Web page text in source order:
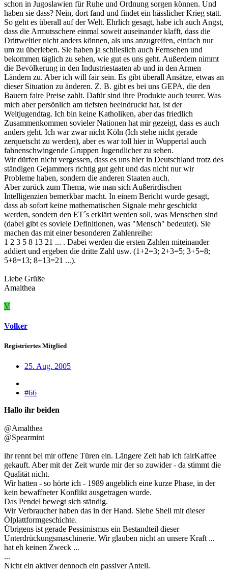
schon in Jugoslawien für Ruhe und Ordnung sorgen können. Und
haben sie dass? Nein, dort fand und findet ein hässlicher Krieg statt.
So geht es überall auf der Welt. Ehrlich gesagt, habe ich auch Angst,
dass die Armutsschere einmal soweit auseinander klafft, dass die
Drittweltler nicht anders können, als uns anzugreifen, einfach nur
um zu überleben. Sie haben ja schlieslich auch Fernsehen und
bekommen täglich zu sehen, wie gut es uns geht. Außerdem nimmt
die Bevölkerung in den Industriestaaten ab und in den Armen
Ländern zu. Aber ich will fair sein. Es gibt überall Ansätze, etwas an
dieser Situation zu änderen. Z. B. gibt es bei uns GEPA, die den
Bauern faire Preise zahlt. Dafür sind ihre Produkte auch teurer. Was
mich aber persönlich am tiefsten beeindruckt hat, ist der
Weltjugendtag. Ich bin keine Katholiken, aber das friedlich
Zusammenkommen sovieler Nationen hat mir gezeigt, dass es auch
anders geht. Ich war zwar nicht Köln (Ich stehe nicht gerade
zerquetscht zu werden), aber es war toll hier in Wuppertal auch
fahnenschwingende Gruppen Jugendlicher zu sehen.
Wir dürfen nicht vergessen, dass es uns hier in Deutschland trotz des
ständigen Gejammers richtig gut geht und das nicht nur wir
Probleme haben, sondern die anderen Staaten auch.
Aber zurück zum Thema, wie man sich Außerirdischen
Intelligenzien bemerkbar macht. In einem Bericht wurde gesagt,
dass ab sofort keine mathematischen Signale mehr geschickt
werden, sondern den ET´s erklärt werden soll, was Menschen sind
(dabei gibt es soviele Definitionen, was "Mensch" bedeutet). Sie
machen das mit einer besonderen Zahlenreihe:
1 2 3 5 8 13 21 ... . Dabei werden die ersten Zahlen miteinander
addiert und ergeben die dritte Zahl usw. (1+2=3; 2+3=5; 3+5=8;
5+8=13; 8+13=21 ...).
Liebe Grüße
Amalthea
V
Volker
Registriertes Mitglied
25. Aug. 2005
#66
Hallo ihr beiden
@Amalthea
@Spearmint
ihr rennt bei mir offene Türen ein. Längere Zeit hab ich fairKaffee
gekauft. Aber mit der Zeit wurde mir der so zuwider - da stimmt die
Qualität nicht.
Wir hatten - so hörte ich - 1989 angeblich eine kurze Phase, in der
kein bewaffneter Konflikt ausgetragen wurde.
Das Pendel bewegt sich ständig.
Wir Verbraucher haben das in der Hand. Siehe Shell mit dieser
Ölplattformgeschichte.
Übrigens ist gerade Pessimismus ein Bestandteil dieser
Unterdrückungsmaschinerie. Wir glauben nicht an unsere Kraft ...
hat eh keinen Zweck ...
...
Nicht ein aktiver dennoch ein passiver Anteil.